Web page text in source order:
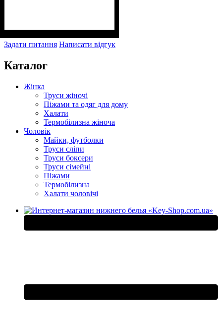
Задати питання Написати відгук
Каталог
Жінка
Труси жіночі
Піжами та одяг для дому
Халати
Термобілизна жіноча
Чоловік
Майки, футболки
Труси сліпи
Труси боксери
Труси сімейні
Піжами
Термобілизна
Халати чоловічі